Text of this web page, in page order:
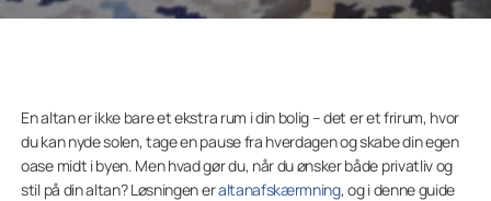
En altan er ikke bare et ekstra rum i din bolig – det er et frirum, hvor
du kan nyde solen, tage en pause fra hverdagen og skabe din egen
oase midt i byen. Men hvad gør du, når du ønsker både privatliv og
stil på din altan? Løsningen eraltanafskærmning, og i denne guide